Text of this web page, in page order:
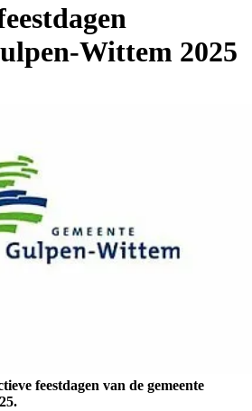
Wittem 2025
feestdagen van de gemeente